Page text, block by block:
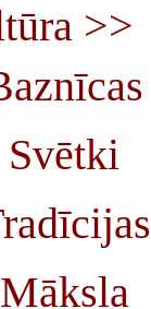
>>
Svētki
Māksla